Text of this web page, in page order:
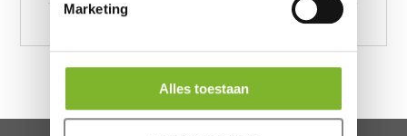
Marketing
Alles toestaan